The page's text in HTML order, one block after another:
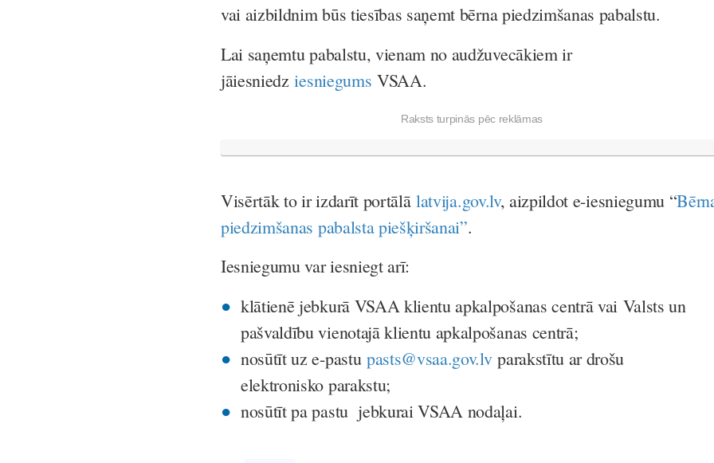
vai aizbildnim būs tiesības saņemt bērna piedzimšanas pabalstu.
Lai saņemtu pabalstu, vienam no audžuvecākiem ir
jāiesniedziesniegums VSAA.
Raksts turpinās pēc reklāmas
Visērtāk to ir izdarīt portālālatvija.gov.lv, aizpildot e-iesniegumu “
piedzimšanas pabalsta piešķiršanai”.
Iesniegumu var iesniegt arī:
klātienē jebkurā VSAA klientu apkalpošanas centrā vai Valsts un
pašvaldību vienotajā klientu apkalpošanas centrā;
nosūtīt uz e-pastu pasts@vsaa.gov.lvparakstītu ar drošu
elektronisko parakstu;
nosūtīt pa pastu jebkurai VSAA nodaļai.